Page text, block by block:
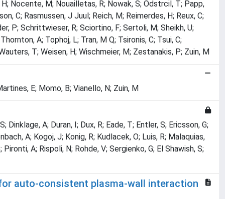
Nocente, M; Nouailletas, R; Nowak, S; Odstrcil, T; Papp,
C; Rasmussen, J Juul; Reich, M; Reimerdes, H; Reux, C;
P; Schrittwieser, R; Sciortino, F; Sertoli, M; Sheikh, U;
A; Tophoj, L; Tran, M Q; Tsironis, C; Tsui, C;
T; Weisen, H; Wischmeier, M; Zestanakis, P; Zuin, M
E; Momo, B; Vianello, N; Zuin, M
A; Duran, I; Dux, R; Eade, T; Entler, S; Ericsson, G;
A; Kogoj, J; Konig, R; Kudlacek, O; Luis, R; Malaquias,
A; Rispoli, N; Rohde, V; Sergienko, G; El Shawish, S;
auto-consistent plasma-wall interaction